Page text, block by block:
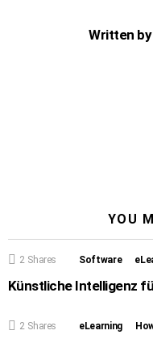
Written by
YOU
2 Shares Software
Künstliche Intelligenz
2 Shares eLearning